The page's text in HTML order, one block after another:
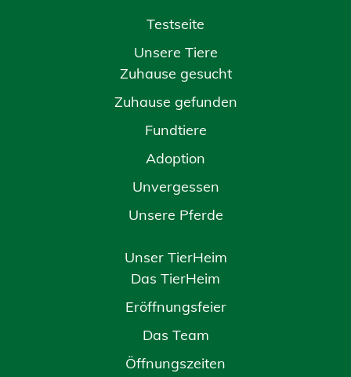
Testseite
Unsere Tiere
Zuhause gesucht
Zuhause gefunden
Fundtiere
Adoption
Unvergessen
Unsere Pferde
Unser TierHeim
Das TierHeim
Eröffnungsfeier
Das Team
Öffnungszeiten